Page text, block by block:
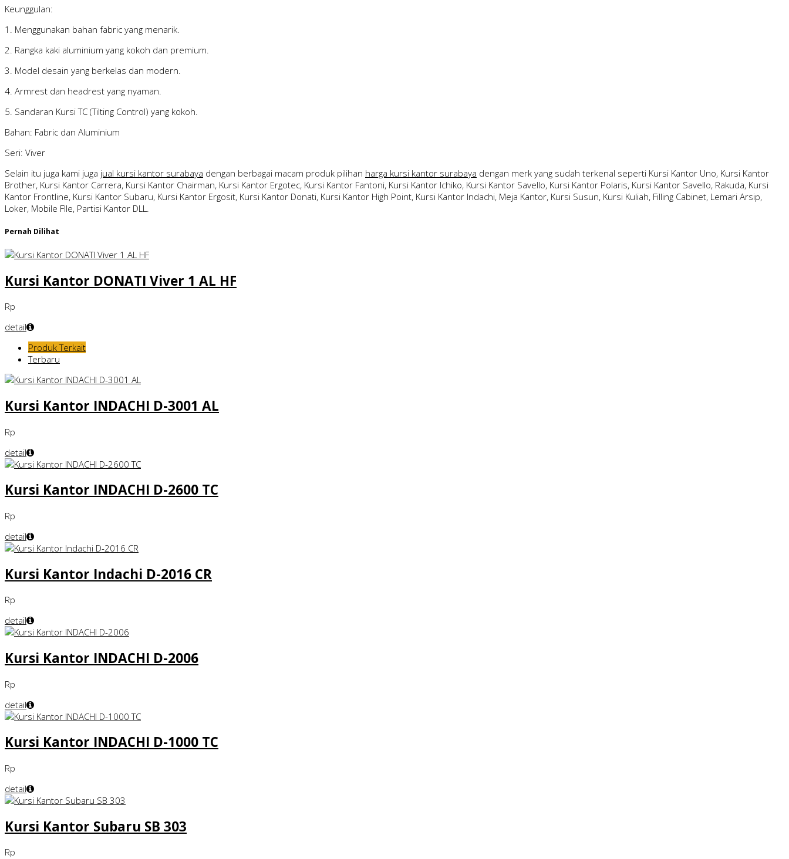
Keunggulan:
1. Menggunakan bahan fabric yang menarik.
2. Rangka kaki aluminium yang kokoh dan premium.
3. Model desain yang berkelas dan modern.
4. Armrest dan headrest yang nyaman.
5. Sandaran Kursi TC (Tilting Control) yang kokoh.
Bahan: Fabric dan Aluminium
Seri: Viver
Selain itu juga kami juga jual kursi kantor surabaya dengan berbagai macam produk pilihan harga kursi kantor surabaya dengan merk yang sudah terkenal seperti Kursi Kantor Uno, Kursi Kantor
Brother, Kursi Kantor Carrera, Kursi Kantor Chairman, Kursi Kantor Ergotec, Kursi Kantor Fantoni, Kursi Kantor Ichiko, Kursi Kantor Savello, Kursi Kantor Polaris, Kursi Kantor Savello, Rakuda, Kursi
Kantor Frontline, Kursi Kantor Subaru, Kursi Kantor Ergosit, Kursi Kantor Donati, Kursi Kantor High Point, Kursi Kantor Indachi, Meja Kantor, Kursi Susun, Kursi Kuliah, Filling Cabinet, Lemari Arsip,
Loker, Mobile FIle, Partisi Kantor DLL.
Pernah Dilihat
Kursi Kantor DONATI Viver 1 AL HF
Rp
detail
Produk Terkait
Terbaru
Kursi Kantor INDACHI D-3001 AL
Rp
detail
Kursi Kantor INDACHI D-2600 TC
Rp
detail
Kursi Kantor Indachi D-2016 CR
Rp
detail
Kursi Kantor INDACHI D-2006
Rp
detail
Kursi Kantor INDACHI D-1000 TC
Rp
detail
Kursi Kantor Subaru SB 303
Rp